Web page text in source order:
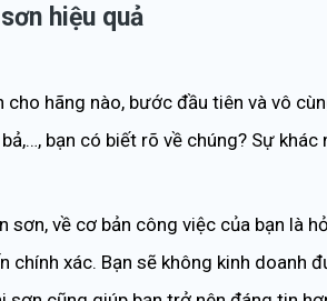
hiệu quả
hãng nào, bước đầu tiên và vô
bạn có biết rõ về chúng? Sự
sơn, về cơ bản công việc của bạn là
chính xác. Bạn sẽ không kinh doanh